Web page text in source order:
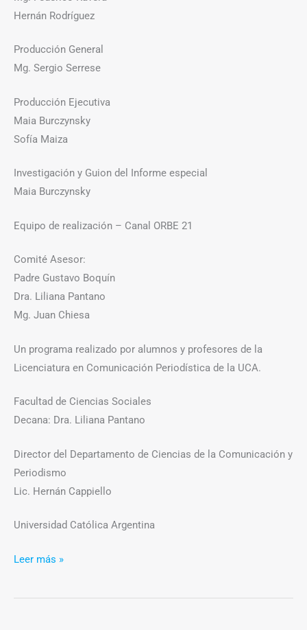
Hernán Rodríguez
Producción General
Mg. Sergio Serrese
Producción Ejecutiva
Maia Burczynsky
Sofía Maiza
Investigación y Guion del Informe especial
Maia Burczynsky
Equipo de realización – Canal ORBE 21
Comité Asesor:
Padre Gustavo Boquín
Dra. Liliana Pantano
Mg. Juan Chiesa
Un programa realizado por alumnos y profesores de la
Licenciatura en Comunicación Periodística de la UCA.
Facultad de Ciencias Sociales
Decana: Dra. Liliana Pantano
Director del Departamento de Ciencias de la Comunicación y
Periodismo
Lic. Hernán Cappiello
Universidad Católica Argentina
Leer más »